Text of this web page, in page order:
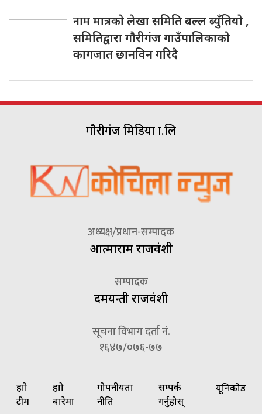
नाममात्रकाे लेखा समिति बल्ल ब्युँतियाे ,
समितिद्वारा गाैरीगंज गाउँपालिकाकाे
कागजात छानविन गरिदै
गौरीगंज मिडिया प्रा.लि
अध्यक्ष/प्रधान-सम्पादक
आत्माराम राजवंशी
सम्पादक
दमयन्ती राजवंशी
सूचना विभाग दर्ता नं.
१६४७/०७६-७७
हाम्रो
टीम
हाम्रो
बारेमा
गोपनीयता
नीति
सम्पर्क
गर्नुहोस्
यूनिकोड